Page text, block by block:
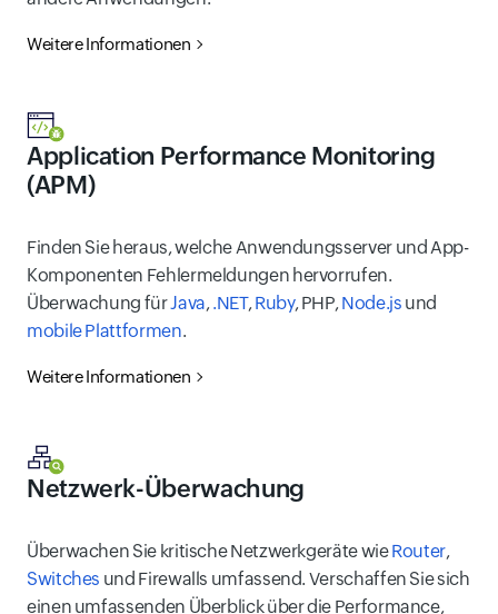
Weitere Informationen
Application Performance Monitoring
(APM)
Finden Sie heraus, welche Anwendungsserver und App-
Komponenten Fehlermeldungen hervorrufen.
Überwachung fürJava,.NET,Ruby, PHP,Node.js und
mobile Plattformen.
Weitere Informationen
Netzwerk-Überwachung
Überwachen Sie kritische Netzwerkgeräte wieRouter,
Switches und Firewalls umfassend. Verschaffen Sie sich
einen umfassenden Überblick über die Performance,